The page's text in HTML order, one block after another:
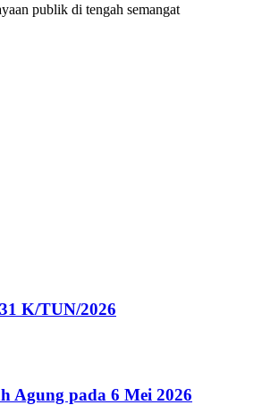
publik di tengah semangat
K/TUN/2026
Agung pada 6 Mei 2026